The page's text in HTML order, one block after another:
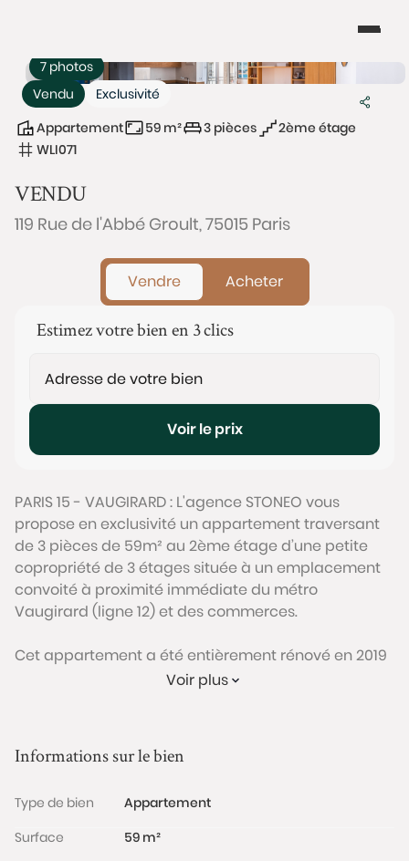
Vendu Exclusivité
7 photos
Appartement 59 m² 3 pièces
2ème étage
WLI071
VENDU
119 Rue de l'Abbé Groult, 75015 Paris
Vendre Acheter
Estimez votre bien en 3 clics
Voir le prix
PARIS 15 - VAUGIRARD : L'agence STONEO vous
propose en exclusivité un appartement traversant
de 3 pièces de 59m² au 2ème étage d’une petite
copropriété de 3 étages située à un emplacement
convoité à proximité immédiate du métro
Vaugirard (ligne 12) et des commerces.
Cet appartement a été entièrement rénové en 2019
avec des prestations de qualité : parquet en chêne,
chambres, une salle d’eau et un WC séparé. Une
La copropriété est idéalement située au cœur du
Voir plus
Informations sur le bien
Type de bien
Appartement
Surface
59 m²